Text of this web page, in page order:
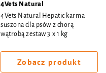
4Vets Natural
4Vets Natural Hepatic karma
suszona dla psów z chorą
wątrobą zestaw 3 x 1 kg
Zobacz produkt